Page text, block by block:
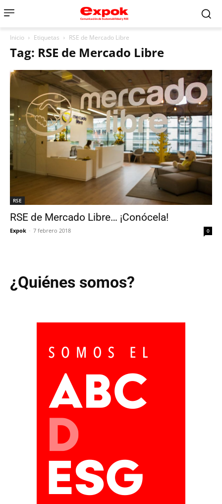
Inicio Etiquetas RSE de Mercado Libre
Tag: RSE de Mercado Libre
RSE
RSE de Mercado Libre… ¡Conócela!
Expok - 7 febrero 2018 0
¿Quiénes somos?